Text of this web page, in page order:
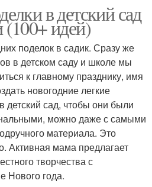
в детский сад
идей)
поделок в садик. Сразу же
в детском саду и школе мы
к главному празднику, имя
новогодние легкие
детский сад, чтобы они были
можно даже с самыми
материала. Это
Активная мама предлагает
творчества с
Нового года.